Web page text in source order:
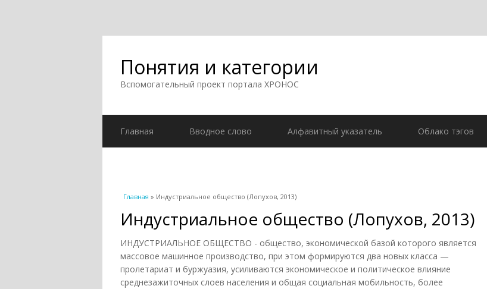
Понятия и категории
Вспомогательный проект портала ХРОНОС
Главная Вводное слово Алфавитный указатель Облако тэгов
Вы здесь
Главная » Индустриальное общество (Лопухов, 2013)
Индустриальное общество (Лопухов, 2013)
ИНДУСТРИАЛЬНОЕ ОБЩЕСТВО - общество, экономической базой которого является
массовое машинное производство, при этом формируются два новых класса —
пролетариат и буржуазия, усиливаются экономическое и политическое влияние
среднезажиточных слоев населения и общая социальная мобильность, более